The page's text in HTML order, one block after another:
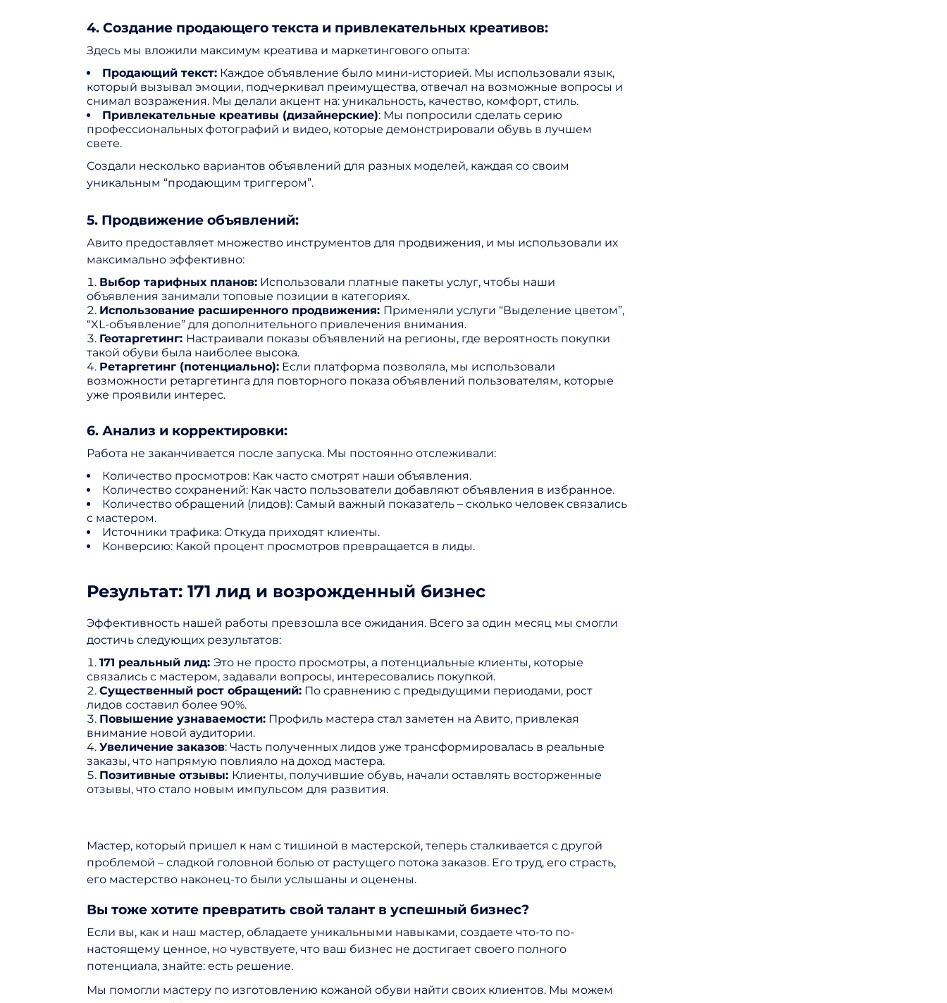
4. Создание продающего текста и привлекательных креативов:
Здесь мы вложили максимум креатива и маркетингового опыта:
Продающий текст:Каждое объявление было мини-историей. Мы использовали язык,
который вызывал эмоции, подчеркивал преимущества, отвечал на возможные вопросы и
снимал возражения. Мы делали акцент на: уникальность, качество, комфорт, стиль.
Привлекательные креативы (дизайнерские): Мы попросили сделать серию
профессиональных фотографий и видео, которые демонстрировали обувь в лучшем
свете.
Создали несколько вариантов объявлений для разных моделей, каждая со своим
уникальным “продающим триггером”.
5. Продвижение объявлений:
Авито предоставляет множество инструментов для продвижения, и мы использовали их
максимально эффективно:
Выбор тарифных планов:Использовали платные пакеты услуг, чтобы наши
объявления занимали топовые позиции в категориях.
Использование расширенного продвижения: Применяли услуги “Выделение цветом”,
“XL-объявление” для дополнительного привлечения внимания.
Геотаргетинг: Настраивали показы объявлений на регионы, где вероятность покупки
такой обуви была наиболее высока.
Ретаргетинг (потенциально):Если платформа позволяла, мы использовали
возможности ретаргетинга для повторного показа объявлений пользователям, которые
уже проявили интерес.
6. Анализ и корректировки:
Работа не заканчивается после запуска. Мы постоянно отслеживали:
Количество просмотров: Как часто смотрят наши объявления.
Количество сохранений: Как часто пользователи добавляют объявления в избранное.
Количество обращений (лидов): Самый важный показатель – сколько человек связались
с мастером.
Источники трафика: Откуда приходят клиенты.
Конверсию: Какой процент просмотров превращается в лиды.
Результат: 171 лид и возрожденный бизнес
Эффективность нашей работы превзошла все ожидания. Всего за один месяц мы смогли
достичь следующих результатов:
171 реальный лид: Это не просто просмотры, а потенциальные клиенты, которые
связались с мастером, задавали вопросы, интересовались покупкой.
Существенный рост обращений:По сравнению с предыдущими периодами, рост
лидов составил более 90%.
Повышение узнаваемости:Профиль мастера стал заметен на Авито, привлекая
внимание новой аудитории.
Увеличение заказов: Часть полученных лидов уже трансформировалась в реальные
заказы, что напрямую повлияло на доход мастера.
Позитивные отзывы: Клиенты, получившие обувь, начали оставлять восторженные
отзывы, что стало новым импульсом для развития.
Мастер, который пришел к нам с тишиной в мастерской, теперь сталкивается с другой
проблемой – сладкой головной болью от растущего потока заказов. Его труд, его страсть,
его мастерство наконец-то были услышаны и оценены.
Вы тоже хотите превратить свой талант в успешный бизнес?
Если вы, как и наш мастер, обладаете уникальными навыками, создаете что-то по-
настоящему ценное, но чувствуете, что ваш бизнес не достигает своего полного
потенциала, знайте: есть решение.
Мы помогли мастеру по изготовлению кожаной обуви найти своих клиентов. Мы можем